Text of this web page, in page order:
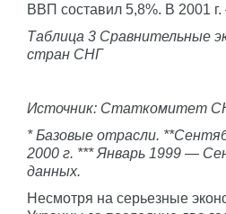
ВВП составил 5,8%. В 2001
Таблица 3 Сравнительные
стран СНГ
Источник: Статкомитет
* Базовые отрасли.
2000 г. *** Январь 1999 —
данных.
Несмотря на серьезные